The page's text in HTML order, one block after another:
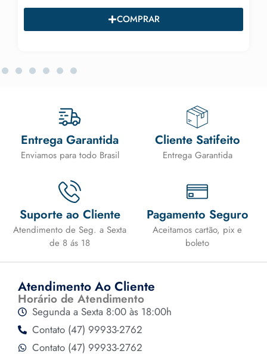
COMPRAR
Entrega Garantida
Enviamos para todo Brasil
Cliente Satifeito
Entrega Garantida
Suporte ao Cliente
Atendimento de Seg. a Sexta
de 8 ás 18
Pagamento Seguro
Aceitamos cartão, pix e
boleto
Atendimento Ao Cliente
Horário de Atendimento
Segunda a Sexta 8:00 às 18:00h
Contato (47) 99933-2762
Contato (47) 99933-2762